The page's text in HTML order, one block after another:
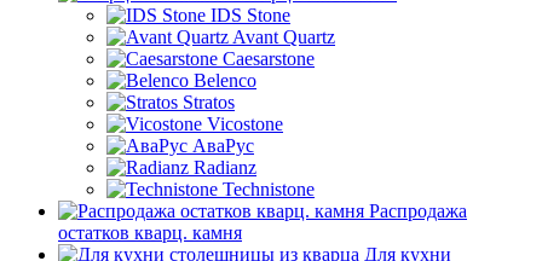
IDS Stone
Avant Quartz
Caesarstone
Belenco
Stratos
Vicostone
АваРус
Radianz
Technistone
Распродажа
остатков кварц. камня
Для кухни